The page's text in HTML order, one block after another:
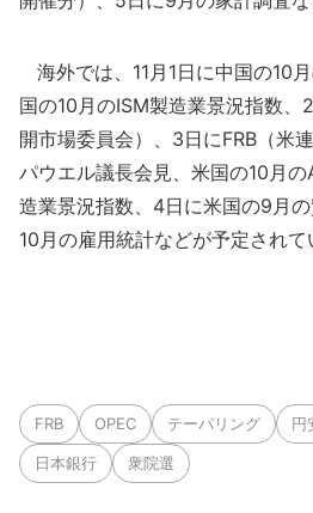
海外では、11月1日に中国の10
国の10月のISM製造業景況指数、
開市場委員会）、3日にFRB（米
パウエル議長会見、米国の10月
造業景況指数、4日に米国の9月
10月の雇用統計などが予定されて
FRB OPEC テーパリング 円
日本銀行 衆院選